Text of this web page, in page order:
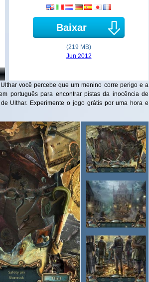
Baixar
(219 MB)
Jun 2012
você percebe que um menino corre perigo e a
português para encontrar pistas da inocência de
Ulthar. Experimente o jogo grátis por uma hora e